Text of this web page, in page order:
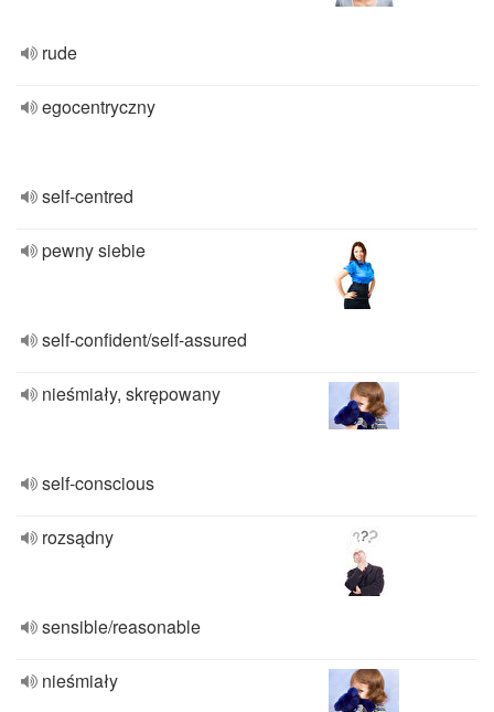
rude
egocentryczny
self-centred
pewny siebie
self-confident/self-assured
nieśmiały, skrępowany
self-conscious
rozsądny
sensible/reasonable
nieśmiały